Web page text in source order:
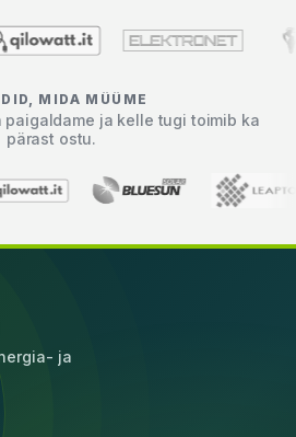
MIDA MÜÜME
paigaldame ja kelle tugi toimib ka
pärast ostu.
ja